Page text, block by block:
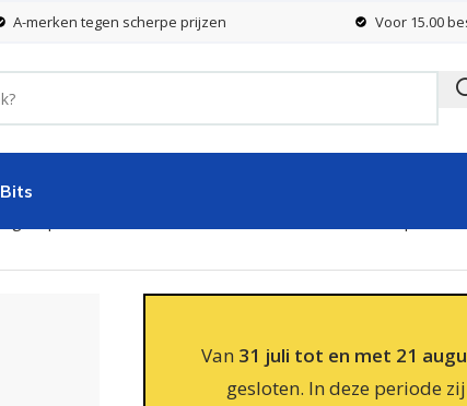
A-merken tegen scherpe prijzen Voor 15.00
Bits
Van 31 juli tot en met 21
gesloten. In deze periode